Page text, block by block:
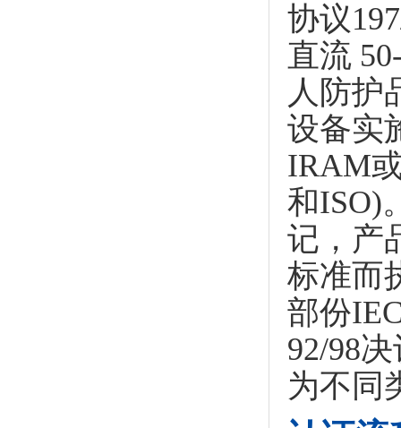
协议
直流
人防护
设备实
IRAM
和ISO)
记，产
标准而
部份
92/98
为不同